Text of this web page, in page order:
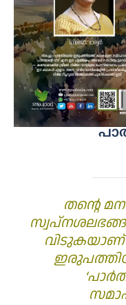
തന്റെ
വിടുകയാണ്